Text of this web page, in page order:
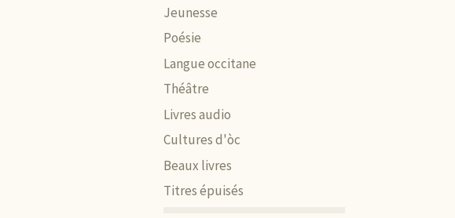
Jeunesse
Poésie
Langue occitane
Théâtre
Livres audio
Cultures d'òc
Beaux livres
Titres épuisés